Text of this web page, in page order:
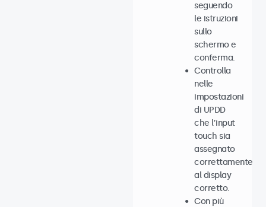
seguendo
le istruzioni
sullo
schermo e
conferma.
Controlla
nelle
impostazioni
di UPDD
che l’input
touch sia
assegnato
correttamente
al display
corretto.
Con più